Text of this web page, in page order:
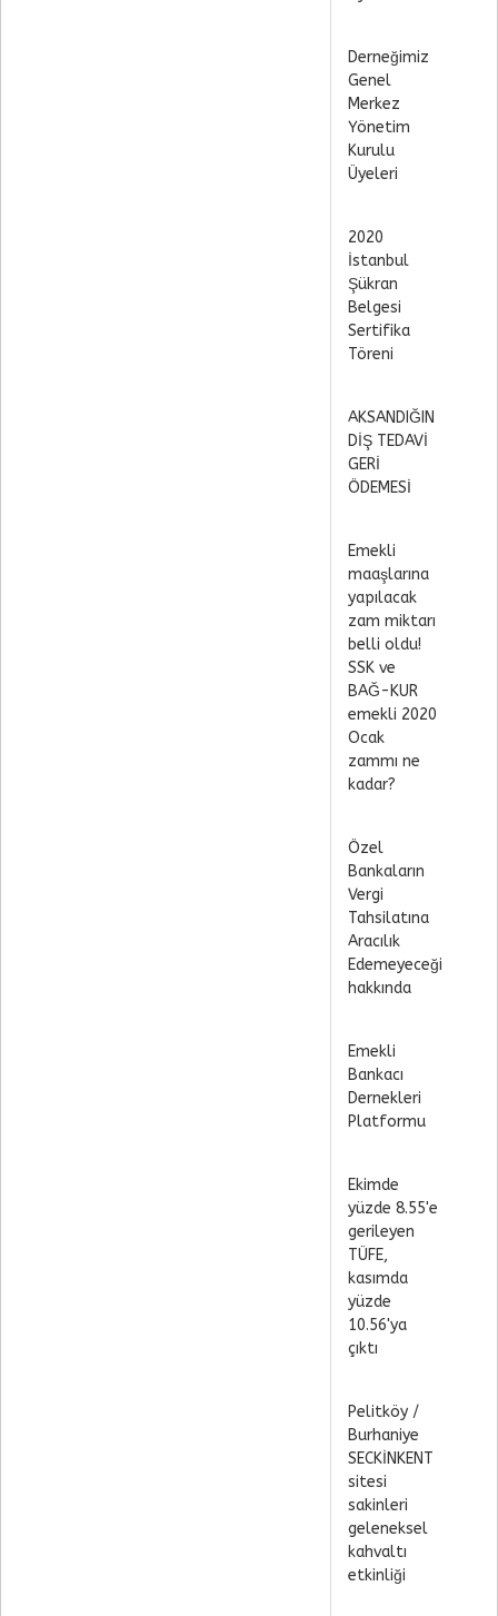
Derneğimiz
Genel
Merkez
Yönetim
Kurulu
Üyeleri
2020
İstanbul
Şükran
Belgesi
Sertifika
Töreni
AKSANDIĞIN
DİŞ TEDAVİ
GERİ
ÖDEMESİ
Emekli
maaşlarına
yapılacak
zam miktarı
belli oldu!
SSK ve
BAĞ-KUR
emekli 2020
Ocak
zammı ne
kadar?
Özel
Bankaların
Vergi
Tahsilatına
Aracılık
Edemeyeceği
hakkında
Emekli
Bankacı
Dernekleri
Platformu
Ekimde
yüzde 8.55'e
gerileyen
TÜFE,
kasımda
yüzde
10.56'ya
çıktı
Pelitköy /
Burhaniye
SECKİNKENT
sitesi
sakinleri
geleneksel
kahvaltı
etkinliği